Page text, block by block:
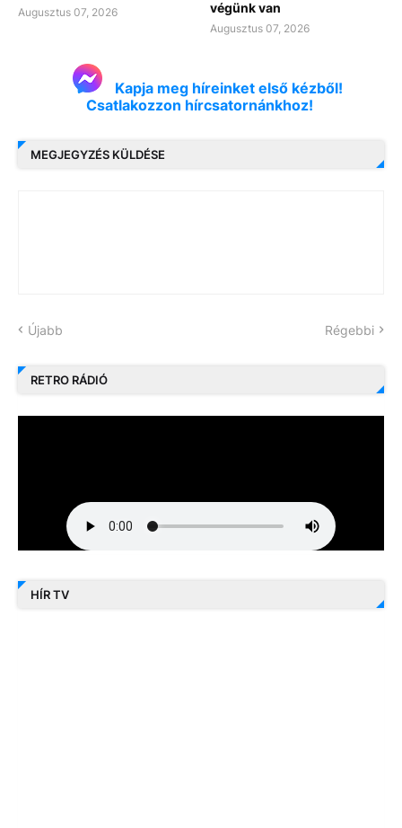
Augusztus 07, 2026 végünk van
Augusztus 07, 2026
Kapja meg híreinket első kézből!
Csatlakozzon hírcsatornánkhoz!
MEGJEGYZÉS KÜLDÉSE
Újabb Régebbi
RETRO RÁDIÓ
HÍR TV